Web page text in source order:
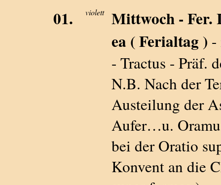
01. violett
Mittwoch -
ea ( Ferialtag ) -
- Tractus - Präf.
N.B. Nach der
Austeilung der
Aufer…u.
bei der Oratio
Konvent an die